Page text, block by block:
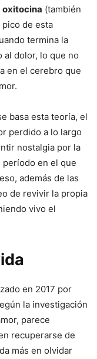
oxitocina (también
pico de esta
termina la
al dolor, lo que no
en el cerebro que
basa esta teoría, el
perdido a lo largo
nostalgia por la
en el que
además de las
de revivir la propia
vivo el
en 2017 por
la investigación
parece
recuperarse de
más en olvidar